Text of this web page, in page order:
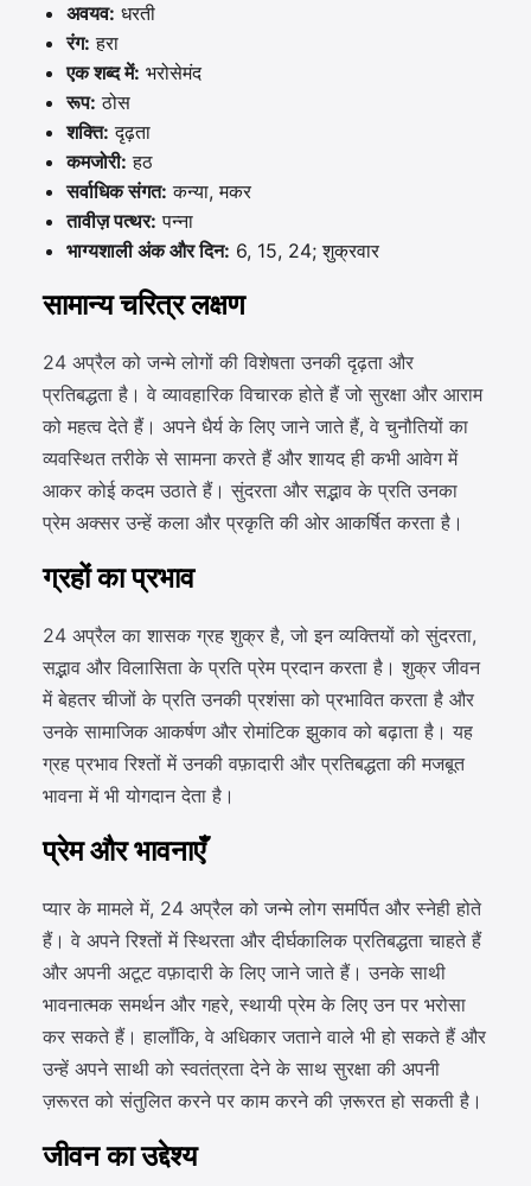
अवयव: धरती
रंग: हरा
एक शब्द में: भरोसेमंद
रूप: ठोस
शक्ति: दृढ़ता
कमजोरी: हठ
सर्वाधिक संगत: कन्या, मकर
तावीज़ पत्थर: पन्ना
भाग्यशाली अंक और दिन: 6, 15, 24; शुक्रवार
सामान्य चरित्र लक्षण
24 अप्रैल को जन्मे लोगों की विशेषता उनकी दृढ़ता और
प्रतिबद्धता है। वे व्यावहारिक विचारक होते हैं जो सुरक्षा और आराम
को महत्व देते हैं। अपने धैर्य के लिए जाने जाते हैं, वे चुनौतियों का
व्यवस्थित तरीके से सामना करते हैं और शायद ही कभी आवेग में
आकर कोई कदम उठाते हैं। सुंदरता और सद्भाव के प्रति उनका
प्रेम अक्सर उन्हें कला और प्रकृति की ओर आकर्षित करता है।
ग्रहों का प्रभाव
24 अप्रैल का शासक ग्रह शुक्र है, जो इन व्यक्तियों को सुंदरता,
सद्भाव और विलासिता के प्रति प्रेम प्रदान करता है। शुक्र जीवन
में बेहतर चीजों के प्रति उनकी प्रशंसा को प्रभावित करता है और
उनके सामाजिक आकर्षण और रोमांटिक झुकाव को बढ़ाता है। यह
ग्रह प्रभाव रिश्तों में उनकी वफ़ादारी और प्रतिबद्धता की मजबूत
भावना में भी योगदान देता है।
प्रेम और भावनाएँ
प्यार के मामले में, 24 अप्रैल को जन्मे लोग समर्पित और स्नेही होते
हैं। वे अपने रिश्तों में स्थिरता और दीर्घकालिक प्रतिबद्धता चाहते हैं
और अपनी अटूट वफ़ादारी के लिए जाने जाते हैं। उनके साथी
भावनात्मक समर्थन और गहरे, स्थायी प्रेम के लिए उन पर भरोसा
कर सकते हैं। हालाँकि, वे अधिकार जताने वाले भी हो सकते हैं और
उन्हें अपने साथी को स्वतंत्रता देने के साथ सुरक्षा की अपनी
ज़रूरत को संतुलित करने पर काम करने की ज़रूरत हो सकती है।
जीवन का उद्देश्य